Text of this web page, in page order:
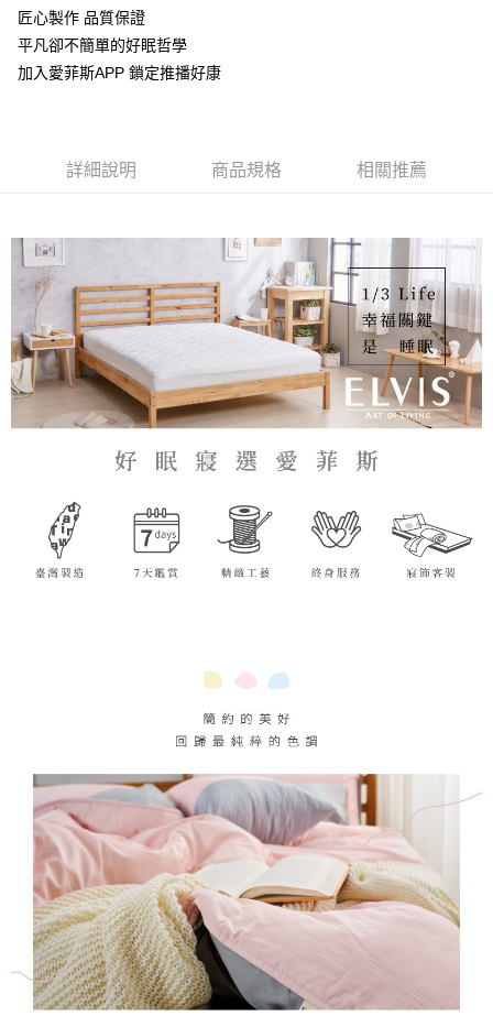
物流宅配
每筆NT$150，滿NT$1,599(含以上)免運費
匠心製作 品質保證
平凡卻不簡單的好眠哲學
加入愛菲斯APP 鎖定推播好康
詳細說明 商品規格 相關推薦